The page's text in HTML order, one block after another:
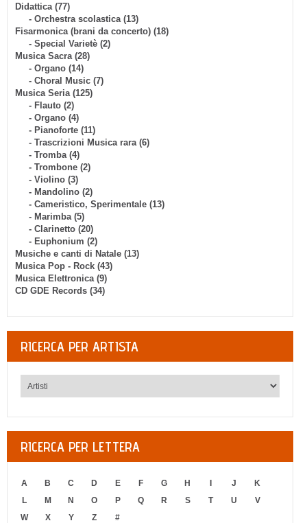
Didattica (77)
- Orchestra scolastica (13)
Fisarmonica (brani da concerto) (18)
- Special Varietè (2)
Musica Sacra (28)
- Organo (14)
- Choral Music (7)
Musica Seria (125)
- Flauto (2)
- Organo (4)
- Pianoforte (11)
- Trascrizioni Musica rara (6)
- Tromba (4)
- Trombone (2)
- Violino (3)
- Mandolino (2)
- Cameristico, Sperimentale (13)
- Marimba (5)
- Clarinetto (20)
- Euphonium (2)
Musiche e canti di Natale (13)
Musica Pop - Rock (43)
Musica Elettronica (9)
CD GDE Records (34)
RICERCA PER ARTISTA
RICERCA PER LETTERA
A B C D E F G H J
K
L
M N O P Q R S T U
V
W
X Y Z #